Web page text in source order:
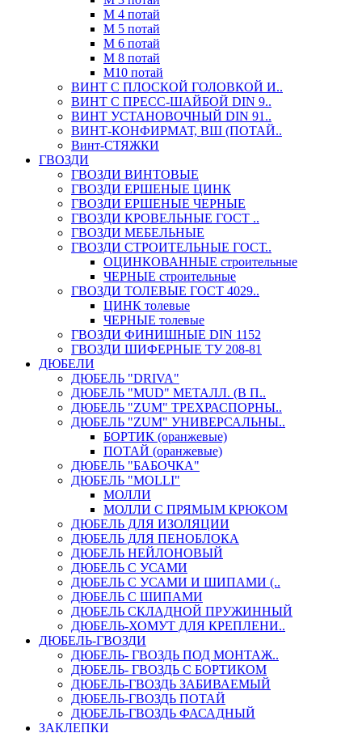
М 4 потай
М 5 потай
М 6 потай
М 8 потай
М10 потай
ВИНТ С ПЛОСКОЙ ГОЛОВКОЙ И..
ВИНТ С ПРЕСС-ШАЙБОЙ DIN 9..
ВИНТ УСТАНОВОЧНЫЙ DIN 91..
ВИНТ-КОНФИРМАТ, ВШ (ПОТАЙ..
Винт-СТЯЖКИ
ГВОЗДИ
ГВОЗДИ ВИНТОВЫЕ
ГВОЗДИ ЕРШЕНЫЕ ЦИНК
ГВОЗДИ ЕРШЕНЫЕ ЧЕРНЫЕ
ГВОЗДИ КРОВЕЛЬНЫЕ ГОСТ ..
ГВОЗДИ МЕБЕЛЬНЫЕ
ГВОЗДИ СТРОИТЕЛЬНЫЕ ГОСТ..
ОЦИНКОВАННЫЕ строительные
ЧЕРНЫЕ строительные
ГВОЗДИ ТОЛЕВЫЕ ГОСТ 4029..
ЦИНК толевые
ЧЕРНЫЕ толевые
ГВОЗДИ ФИНИШНЫЕ DIN 1152
ГВОЗДИ ШИФЕРНЫЕ ТУ 208-81
ДЮБЕЛИ
ДЮБЕЛЬ "DRIVA"
ДЮБЕЛЬ "MUD" МЕТАЛЛ. (В П..
ДЮБЕЛЬ "ZUM" ТРЕХРАСПОРНЫ..
ДЮБЕЛЬ "ZUM" УНИВЕРСАЛЬНЫ..
БОРТИК (оранжевые)
ПОТАЙ (оранжевые)
ДЮБЕЛЬ "БАБОЧКА"
ДЮБЕЛЬ "МOLLI"
МОЛЛИ
МОЛЛИ С ПРЯМЫМ КРЮКОМ
ДЮБЕЛЬ ДЛЯ ИЗОЛЯЦИИ
ДЮБЕЛЬ ДЛЯ ПЕНОБЛОКА
ДЮБЕЛЬ НЕЙЛОНОВЫЙ
ДЮБЕЛЬ С УСАМИ
ДЮБЕЛЬ С УСАМИ И ШИПАМИ (..
ДЮБЕЛЬ С ШИПАМИ
ДЮБЕЛЬ СКЛАДНОЙ ПРУЖИННЫЙ
ДЮБЕЛЬ-ХОМУТ ДЛЯ КРЕПЛЕНИ..
ДЮБЕЛЬ-ГВОЗДИ
ДЮБЕЛЬ- ГВОЗДЬ ПОД МОНТАЖ..
ДЮБЕЛЬ- ГВОЗДЬ С БОРТИКОМ
ДЮБЕЛЬ-ГВОЗДЬ ЗАБИВАЕМЫЙ
ДЮБЕЛЬ-ГВОЗДЬ ПОТАЙ
ДЮБЕЛЬ-ГВОЗДЬ ФАСАДНЫЙ
ЗАКЛЕПКИ